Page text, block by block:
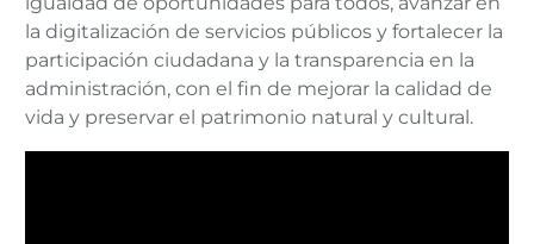
la digitalización de servicios públicos y fortalecer la
participación ciudadana y la transparencia en la
administración, con el fin de mejorar la calidad de
vida y preservar el patrimonio natural y cultural.